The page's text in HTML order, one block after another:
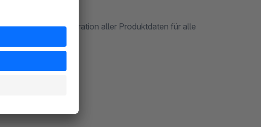
zentrale Administration aller Produktdaten für alle
unterschiedlich